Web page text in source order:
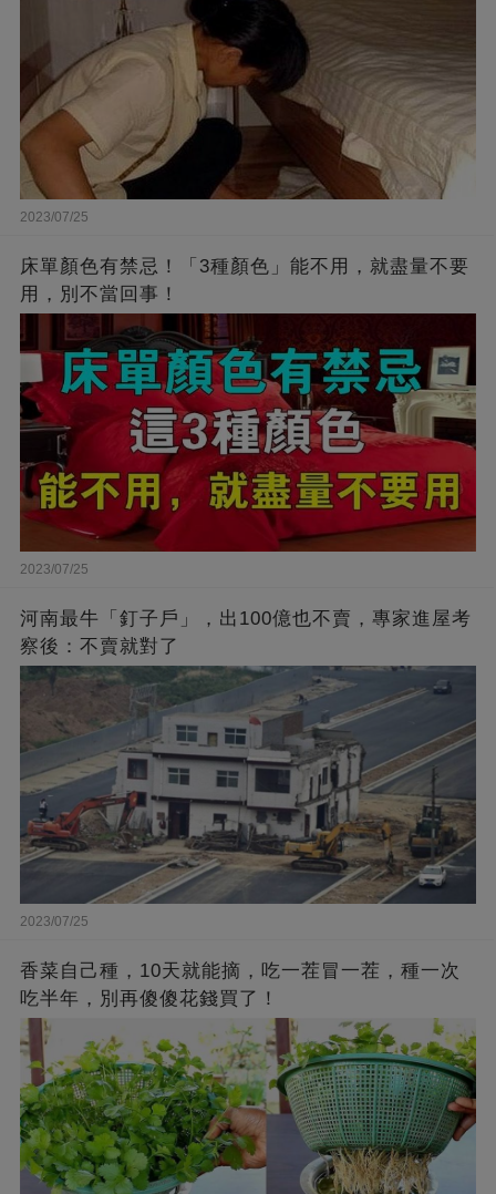
2023/07/25
床單顏色有禁忌！「3種顏色」能不用，就盡量不要
用，別不當回事！
2023/07/25
河南最牛「釘子戶」，出100億也不賣，專家進屋考
察後：不賣就對了
2023/07/25
香菜自己種，10天就能摘，吃一茬冒一茬，種一次
吃半年，別再傻傻花錢買了！